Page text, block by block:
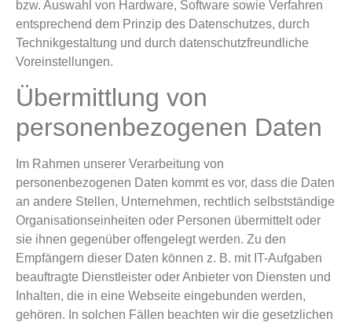
bzw. Auswahl von Hardware, Software sowie Verfahren
entsprechend dem Prinzip des Datenschutzes, durch
Technikgestaltung und durch datenschutzfreundliche
Voreinstellungen.
Übermittlung von
personenbezogenen Daten
Im Rahmen unserer Verarbeitung von
personenbezogenen Daten kommt es vor, dass die Daten
an andere Stellen, Unternehmen, rechtlich selbstständige
Organisationseinheiten oder Personen übermittelt oder
sie ihnen gegenüber offengelegt werden. Zu den
Empfängern dieser Daten können z. B. mit IT-Aufgaben
beauftragte Dienstleister oder Anbieter von Diensten und
Inhalten, die in eine Webseite eingebunden werden,
gehören. In solchen Fällen beachten wir die gesetzlichen